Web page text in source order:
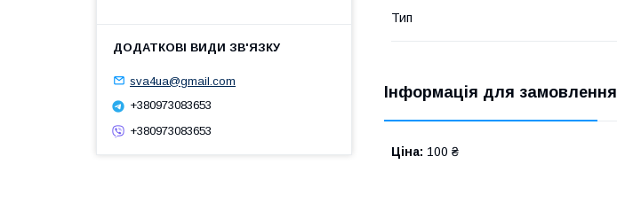
Тип
Інформація для замовлення
Ціна: 100 ₴
sva4ua@gmail.com
+380973083653
+380973083653